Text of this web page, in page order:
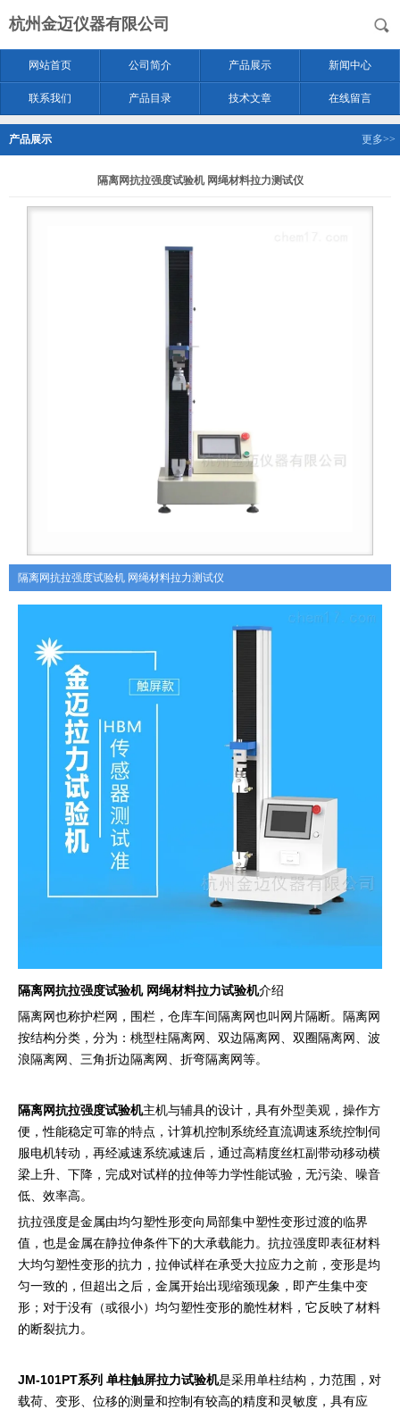
杭州金迈仪器有限公司
网站首页 公司简介 产品展示 新闻中心
联系我们 产品目录 技术文章 在线留言
产品展示 更多>>
隔离网抗拉强度试验机 网绳材料拉力测试仪
隔离网抗拉强度试验机 网绳材料拉力测试仪
隔离网抗拉强度试验机 网绳材料拉力试验机介绍
隔离网也称护栏网，围栏，仓库车间隔离网也叫网片隔断。隔离网
按结构分类，分为：桃型柱隔离网、双边隔离网、双圈隔离网、波
浪隔离网、三角折边隔离网、折弯隔离网等。
隔离网抗拉强度试验机主机与辅具的设计，具有外型美观，操作方
便，性能稳定可靠的特点，计算机控制系统经直流调速系统控制伺
服电机转动，再经减速系统减速后，通过高精度丝杠副带动移动横
梁上升、下降，完成对试样的拉伸等力学性能试验，无污染、噪音
低、效率高。
抗拉强度是金属由均匀塑性形变向局部集中塑性变形过渡的临界
值，也是金属在静拉伸条件下的大承载能力。抗拉强度即表征材料
大均匀塑性变形的抗力，拉伸试样在承受大拉应力之前，变形是均
匀一致的，但超出之后，金属开始出现缩颈现象，即产生集中变
形；对于没有（或很小）均匀塑性变形的脆性材料，它反映了材料
的断裂抗力。
JM-101PT系列 单柱触屏拉力试验机是采用单柱结构，力范围，对
载荷、变形、位移的测量和控制有较高的精度和灵敏度，具有应